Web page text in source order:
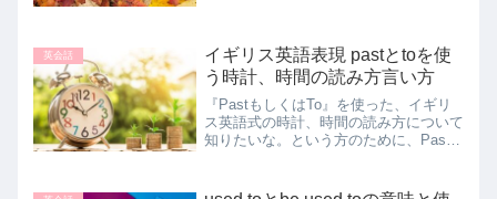
いるのは、留学経験ありの翻訳者。...
英会話
イギリス英語表現 pastとtoを使
う時計、時間の読み方言い方
『PastもしくはTo』を使った、イギリ
ス英語式の時計、時間の読み方について
知りたいな。という方のために、Past
間の言い方の特徴 halfとquarter past...